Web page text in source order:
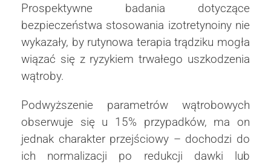
Prospektywne badania dotyczące
bezpieczeństwa stosowania izotretynoiny nie
wykazały, by rutynowa terapia trądziku mogła
wiązać się z ryzykiem trwałego uszkodzenia
wątroby.
Podwyższenie parametrów wątrobowych
obserwuje się u 15% przypadków, ma on
jednak charakter przejściowy – dochodzi do
ich normalizacji po redukcji dawki lub